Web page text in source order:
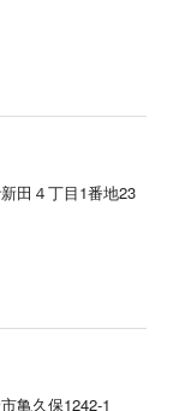
田４丁目1番地23
亀久保1242-1